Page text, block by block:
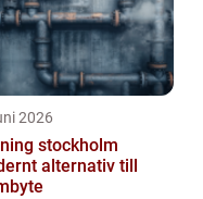
2026
stockholm
alternativ till